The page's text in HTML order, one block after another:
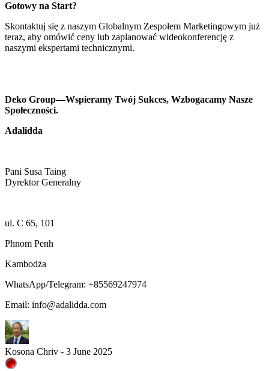
Gotowy na Start?
Skontaktuj się z naszym Globalnym Zespołem Marketingowym już
teraz, aby omówić ceny lub zaplanować wideokonferencję z
naszymi ekspertami technicznymi.
Deko Group—Wspieramy Twój Sukces, Wzbogacamy Nasze
Społeczności.
Adalidda
Pani Susa Taing
Dyrektor Generalny
ul. C 65, 101
Phnom Penh
Kambodża
WhatsApp/Telegram: +85569247974
Email: info@adalidda.com
Kosona Chriv - 3 June 2025